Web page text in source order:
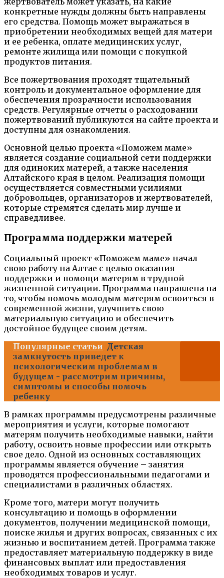
конкретные нужды должны быть направлены
его средства. Помощь может выражаться в
приобретении необходимых вещей для матери
и ее ребенка, оплате медицинских услуг,
ремонте жилища или помощи с покупкой
продуктов питания.
Все пожертвования проходят тщательный
контроль и документальное оформление для
обеспечения прозрачности использования
средств. Регулярные отчеты о расходовании
пожертвований публикуются на сайте проекта и
доступны для ознакомления.
Основной целью проекта «Поможем маме»
является создание социальной сети поддержки
для одиноких матерей, а также населения
Алтайского края в целом. Реализация помощи
осуществляется совместными усилиями
добровольцев, организаторов и жертвователей,
которые стремятся сделать мир лучше и
справедливее.
Программа поддержки матерей
Социальный проект «Поможем маме» начал
свою работу на Алтае с целью оказания
поддержки и помощи матерям в трудной
жизненной ситуации. Программа направлена на
то, чтобы помочь молодым матерям освоиться в
современной жизни, улучшить свою
материальную ситуацию и обеспечить
достойное будущее своим детям.
Популярные статьи Детская
замкнутость приведет к
психологическим проблемам в
будущем - рассмотрим причины,
симптомы и способы помочь
ребенку
В рамках программы предусмотрены различные
мероприятия и услуги, которые помогают
матерям получить необходимые навыки, найти
работу, освоить новые профессии или открыть
свое дело. Одной из основных составляющих
программы является обучение – занятия
проводятся профессиональными педагогами и
специалистами в различных областях.
Кроме того, матери могут получить
консультацию и помощь в оформлении
документов, получении медицинской помощи,
поиске жилья и других вопросах, связанных с их
жизнью и воспитанием детей. Программа также
предоставляет материальную поддержку в виде
финансовых выплат или предоставления
необходимых товаров и услуг.